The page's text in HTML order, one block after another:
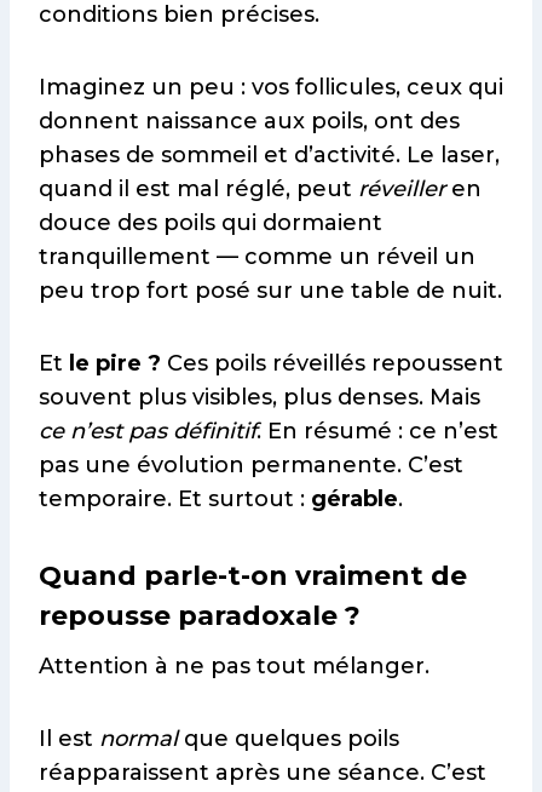
conditions bien précises.
Imaginez un peu : vos follicules, ceux qui
donnent naissance aux poils, ont des
phases de sommeil et d’activité. Le laser,
quand il est mal réglé, peut réveilleren
douce des poils qui dormaient
tranquillement — comme un réveil un
peu trop fort posé sur une table de nuit.
Et le pire ? Ces poils réveillés repoussent
souvent plus visibles, plus denses. Mais
ce n’est pas définitif. En résumé : ce n’est
pas une évolution permanente. C’est
temporaire. Et surtout : gérable.
Quand parle-t-on vraiment de
repousse paradoxale ?
Attention à ne pas tout mélanger.
Il est normalque quelques poils
réapparaissent après une séance. C’est